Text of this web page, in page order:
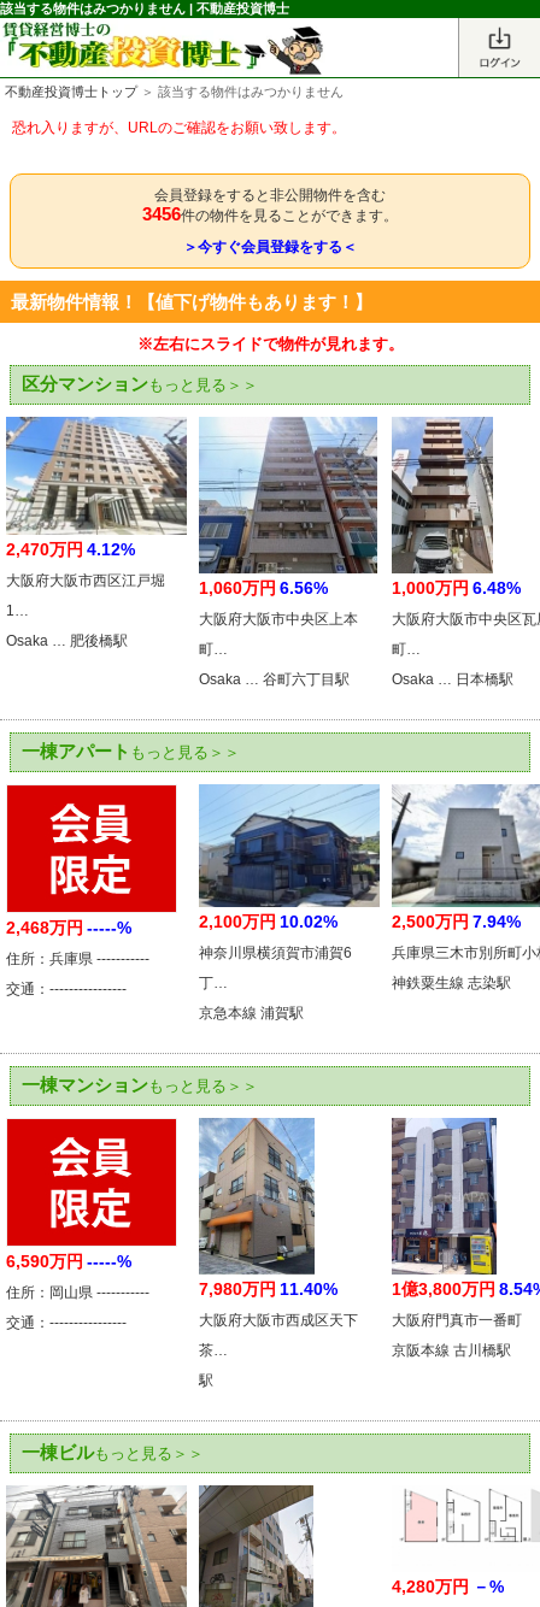
該当する物件はみつかりません | 不動産投資博士
不動産投資博士トップ＞ 該当する物件はみつかりません
恐れ入りますが、URLのご確認をお願い致します。
会員登録をすると非公開物件を含む
3456件の物件を見ることができます。
＞今すぐ会員登録をする＜
最新物件情報！【値下げ物件もあります！】
※左右にスライドで物件が見れます。
区分マンションもっと見る＞＞
2,470万円 4.12%
大阪府大阪市西区江戸堀
1…
Osaka … 肥後橋駅
1,060万円 6.56%
大阪府大阪市中央区上本
町…
Osaka … 谷町六丁目駅
1,000万円 6.48%
大阪府大阪市中央区瓦
町…
Osaka … 日本橋駅
一棟アパート もっと見る＞＞
2,468万円 -----%
住所：兵庫県 -----------
交通：----------------
2,100万円 10.02%
神奈川県横須賀市浦賀6
丁…
京急本線 浦賀駅
2,500万円 7.94%
兵庫県三木市別所町小
神鉄粟生線 志染駅
一棟マンションもっと見る＞＞
6,590万円 -----%
住所：岡山県 -----------
交通：----------------
7,980万円 11.40%
大阪府大阪市西成区天下
茶…
駅
1億3,800万円
大阪府門真市一番町
京阪本線 古川橋駅
一棟ビルもっと見る＞＞
4,280万円 －%